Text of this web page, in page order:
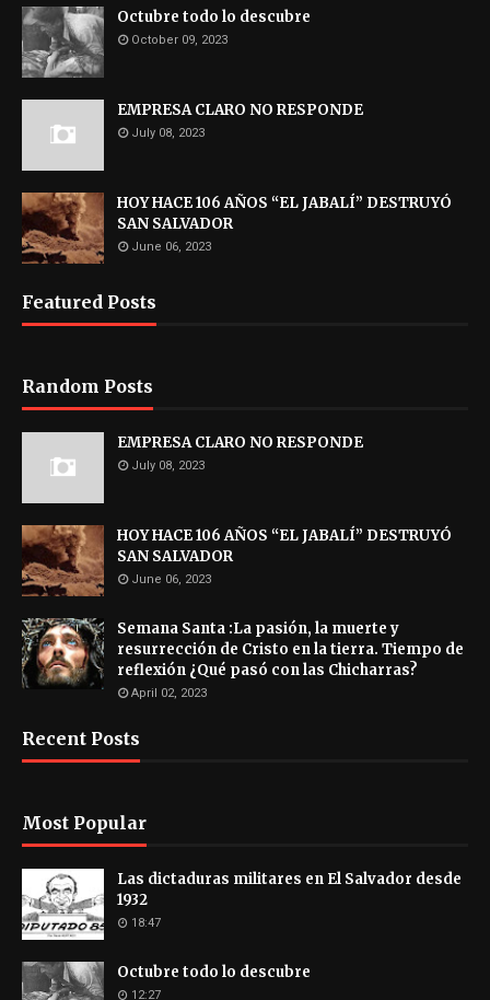
Octubre todo lo descubre
October 09, 2023
EMPRESA CLARO NO RESPONDE
July 08, 2023
HOY HACE 106 AÑOS “EL JABALÍ” DESTRUYÓ
SAN SALVADOR
June 06, 2023
Featured Posts
Random Posts
EMPRESA CLARO NO RESPONDE
July 08, 2023
HOY HACE 106 AÑOS “EL JABALÍ” DESTRUYÓ
SAN SALVADOR
June 06, 2023
Semana Santa :La pasión, la muerte y
resurrección de Cristo en la tierra. Tiempo de
reflexión ¿Qué pasó con las Chicharras?
April 02, 2023
Recent Posts
Most Popular
Las dictaduras militares en El Salvador desde
1932
18:47
Octubre todo lo descubre
12:27